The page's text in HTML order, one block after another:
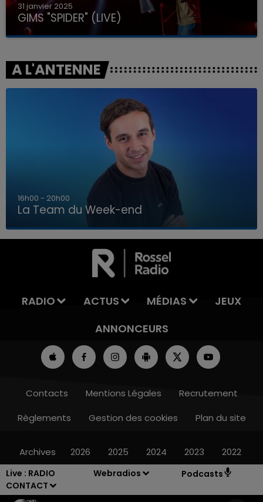
Live : RADIO
CONTACT
Webradios Podcasts
LA TEAM DU WEEK-END
31 janvier 2025
GIMS "SPIDER" (LIVE)
A L'ANTENNE
7h00 - 12h00
La Team du Week-end
RADIO ACTUS MÉDIAS
JEUX
ANNONCEURS
Contacts Mentions Légales
Recrutement
Règlements
Gestion des cookies Plan du site
Archives 2026 2025 2024 2023 2022